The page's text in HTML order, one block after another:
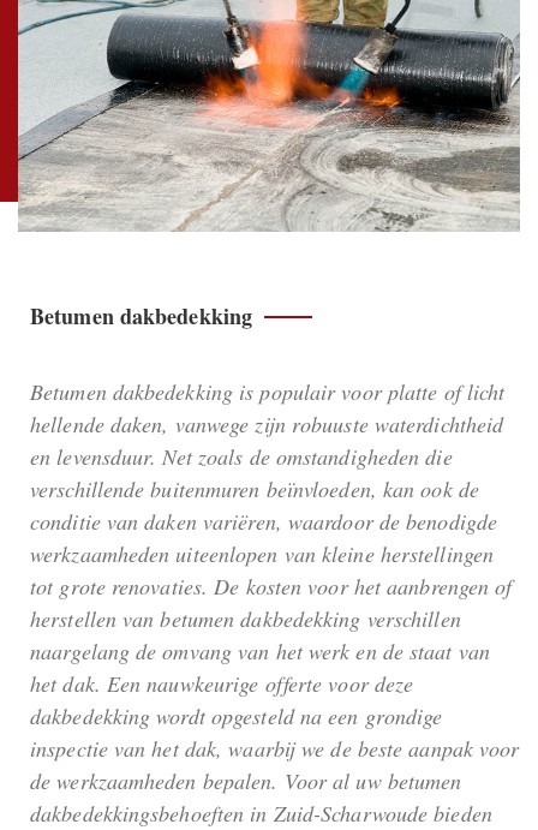
Betumen dakbedekking
Betumen dakbedekking is populair voor platte of licht
hellende daken, vanwege zijn robuuste waterdichtheid
en levensduur. Net zoals de omstandigheden die
verschillende buitenmuren beïnvloeden, kan ook de
conditie van daken variëren, waardoor de benodigde
werkzaamheden uiteenlopen van kleine herstellingen
tot grote renovaties. De kosten voor het aanbrengen of
herstellen van betumen dakbedekking verschillen
naargelang de omvang van het werk en de staat van
het dak. Een nauwkeurige offerte voor deze
dakbedekking wordt opgesteld na een grondige
inspectie van het dak, waarbij we de beste aanpak voor
de werkzaamheden bepalen. Voor al uw betumen
dakbedekkingsbehoeften in Zuid-Scharwoude bieden